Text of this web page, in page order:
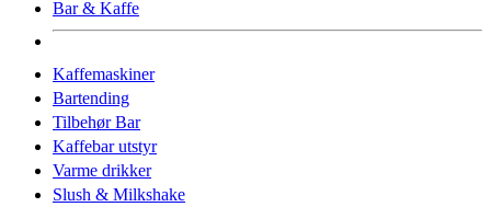
Bar & Kaffe
Kaffemaskiner
Bartending
Tilbehør Bar
Kaffebar utstyr
Varme drikker
Slush & Milkshake